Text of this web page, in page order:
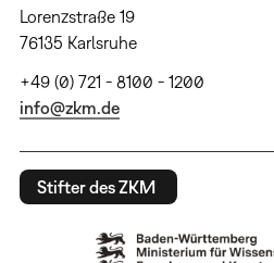
Lorenzstraße 19
76135 Karlsruhe
+49 (0) 721 - 8100 - 1200
info@zkm.de
Stifter des ZKM